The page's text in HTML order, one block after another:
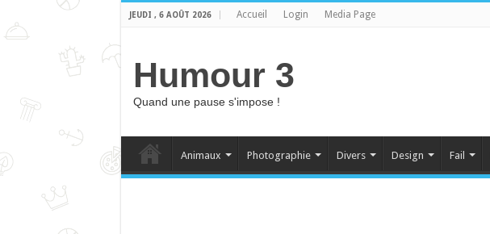
JEUDI , 6 AOÛT 2026 Accueil Login Media Page
Humour 3
Quand une pause s'impose !
Animaux Photographie Divers Design Fail